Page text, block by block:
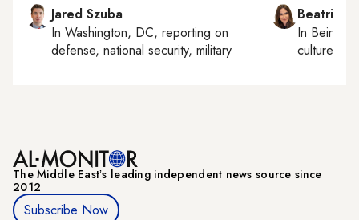
Jared Szuba
In Washington, DC, reporting on
defense, national security, military
Beatrice
In Beirut
culture,
The Middle Eastʼs leading independent news source since
2012
Subscribe Now